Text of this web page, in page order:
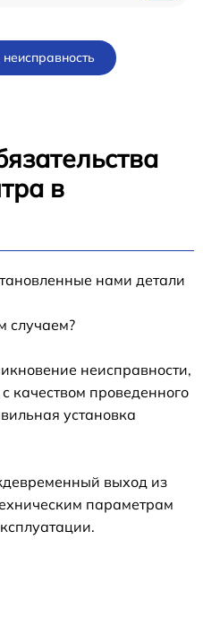
в
нами детали
случаем?
неисправности,
качеством проведенного
установка
выход из
параметрам